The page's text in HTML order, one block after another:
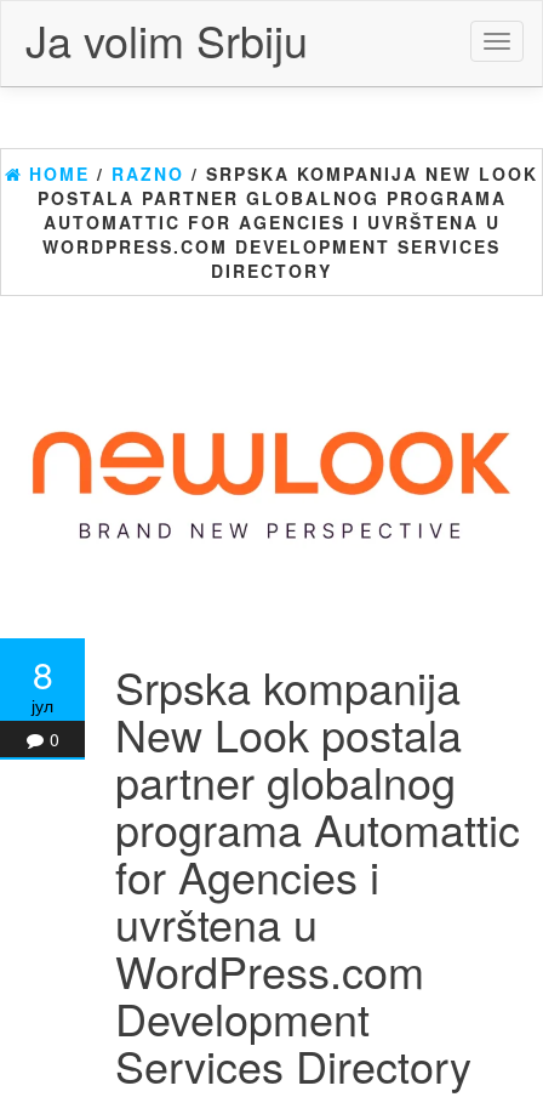
content
Ja volim Srbiju
HOME / RAZNO / SRPSKA KOMPANIJA NEW LOOK
POSTALA PARTNER GLOBALNOG PROGRAMA
AUTOMATTIC FOR AGENCIES I UVRŠTENA U
WORDPRESS.COM DEVELOPMENT SERVICES
DIRECTORY
8
јул
0
Srpska kompanija
New Look postala
partner globalnog
programa Automattic
for Agencies i
uvrštena u
WordPress.com
Development
Services Directory